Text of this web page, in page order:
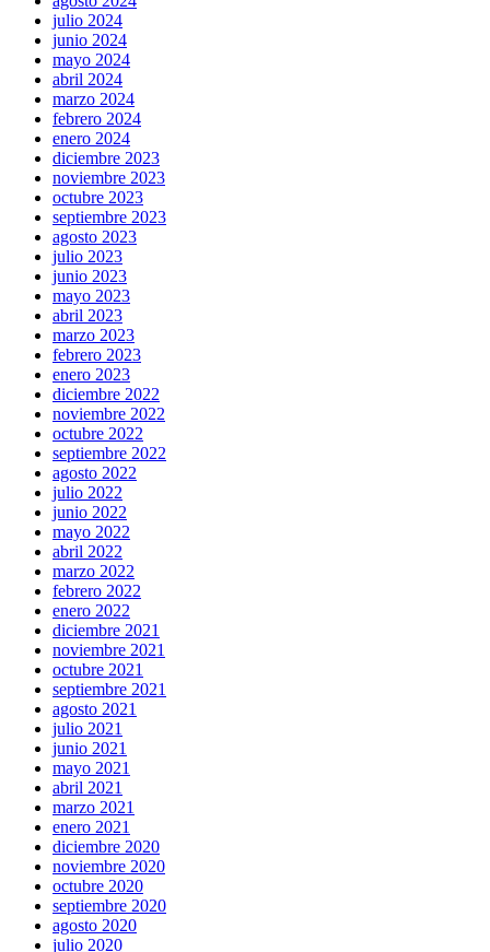
julio 2024
junio 2024
mayo 2024
abril 2024
marzo 2024
febrero 2024
enero 2024
diciembre 2023
noviembre 2023
octubre 2023
septiembre 2023
agosto 2023
julio 2023
junio 2023
mayo 2023
abril 2023
marzo 2023
febrero 2023
enero 2023
diciembre 2022
noviembre 2022
octubre 2022
septiembre 2022
agosto 2022
julio 2022
junio 2022
mayo 2022
abril 2022
marzo 2022
febrero 2022
enero 2022
diciembre 2021
noviembre 2021
octubre 2021
septiembre 2021
agosto 2021
julio 2021
junio 2021
mayo 2021
abril 2021
marzo 2021
enero 2021
diciembre 2020
noviembre 2020
octubre 2020
septiembre 2020
agosto 2020
julio 2020